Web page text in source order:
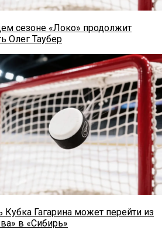
сезоне «Локо» продолжит
Олег Таубер
Кубка Гагарина может перейти из
в «Сибирь»